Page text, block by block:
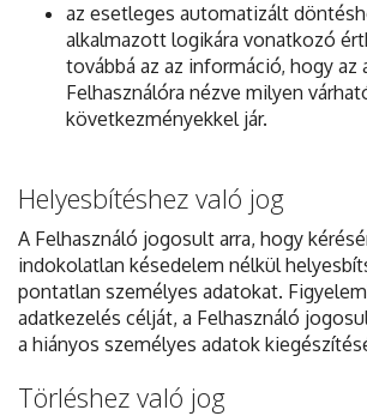
az esetleges automatizált
alkalmazott logikára vonatkozó
továbbá az az információ, hogy az
Felhasználóra nézve milyen
következményekkel jár.
Helyesbítéshez való jog
A Felhasználó jogosult arra, hogy
indokolatlan késedelem nélkül
pontatlan személyes adatokat.
adatkezelés célját, a Felhasználó
a hiányos személyes adatok
Törléshez való jog